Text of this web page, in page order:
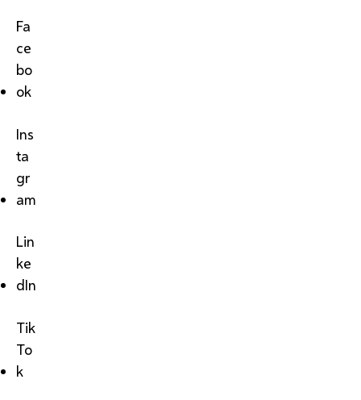
Fa
ce
bo
ok
Ins
ta
gr
am
Lin
ke
dIn
Tik
To
k